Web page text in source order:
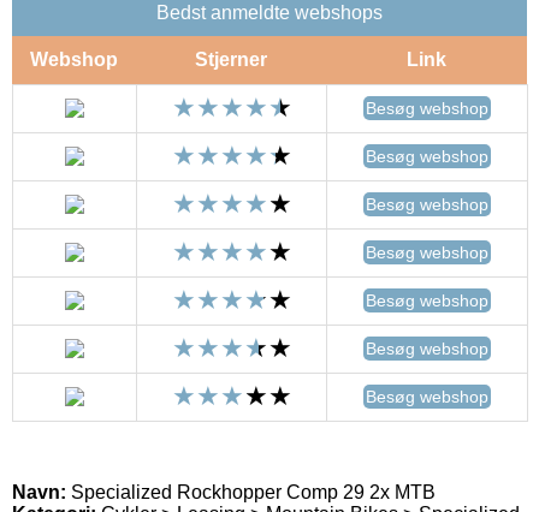
Bedst anmeldte webshops
Webshop Stjerner Link
Besøg webshop
Besøg webshop
Besøg webshop
Besøg webshop
Besøg webshop
Besøg webshop
Besøg webshop
Navn: Specialized Rockhopper Comp 29 2x MTB